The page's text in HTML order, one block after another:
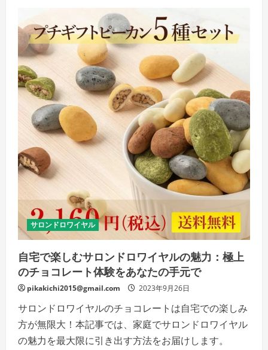
良
い
口
ミ、
悪
い
口
ミ、
メ
リ
ト
と
デ
メ
【徹
底
解
説】
の
詳
を
ご
覧
だ
い
サロンドロワイヤル
自宅で楽しむサロンドロワイヤルの魅力：極上
のチョコレート体験をあなたの手元で
pikakichi2015@gmail.com 2023年9月26日
サロンドロワイヤルのチョコレートは自宅での楽しみ
方が無限大！本記事では、家庭でサロンドロワイヤル
の魅力を最大限に引き出す方法をお届けします。